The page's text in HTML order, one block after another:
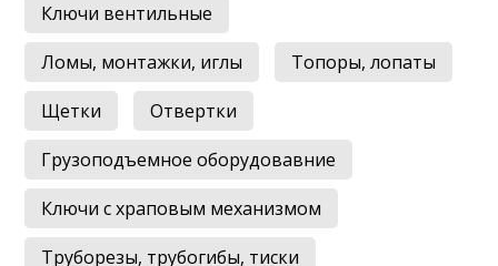
Ключи вентильные
Ломы, монтажки, иглы
Топоры, лопаты
Щетки
Отвертки
Грузоподъемное оборудовавние
Ключи с храповым механизмом
Труборезы, трубогибы, тиски